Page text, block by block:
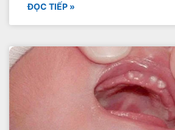
ĐỌC TIẾP »